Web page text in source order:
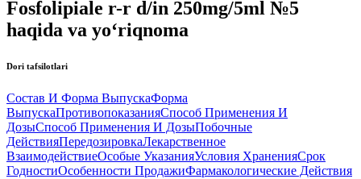
Fosfolipiale r-r d/in 250mg/5ml №5
haqida va yo‘riqnoma
Dori tafsilotlari
Состав И Форма ВыпускаФорма
ВыпускаПротивопоказанияСпособ Применения И
ДозыСпособ Применения И ДозыПобочные
ДействияПередозировкаЛекарственное
ВзаимодействиеОсобые УказанияУсловия ХраненияСрок
ГодностиОсобенности ПродажиФармакологические Действия